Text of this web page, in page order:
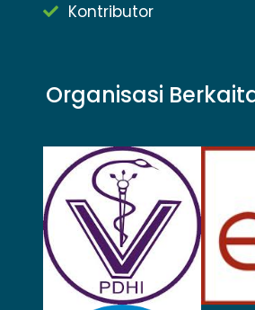
Kontributor
Organisasi